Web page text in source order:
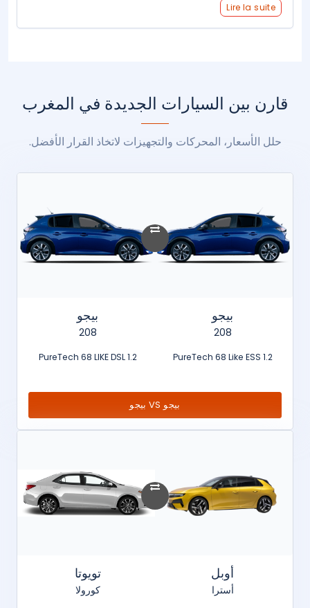
Lire la suite
قارن بين السيارات الجديدة في المغرب
حلل الأسعار، المحركات والتجهيزات لاتخاذ القرار الأفضل.
بيجو
208
1.2 PureTech 68 Like ESS
بيجو
208
1.2 PureTech 68 LIKE DSL
بيجو VS بيجو
أوبل
أسترا
تويوتا
كورولا